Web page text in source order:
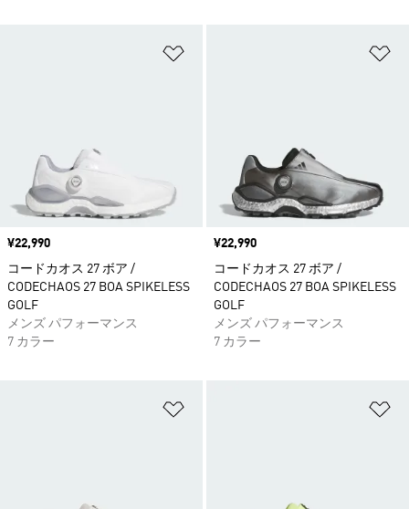
価格
¥22,990
コードカオス 27 ボア /
CODECHAOS 27 BOA SPIKELESS
GOLF
メンズ パフォーマンス
7 カラー
価格
¥22,990
コードカオス 27 ボア /
CODECHAOS 27 BOA SPIKELESS
GOLF
メンズ パフォーマンス
7 カラー